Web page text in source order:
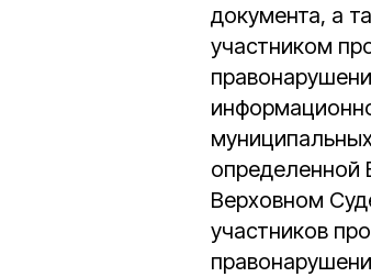
документа, а
участником
определенной
Верховном
участников